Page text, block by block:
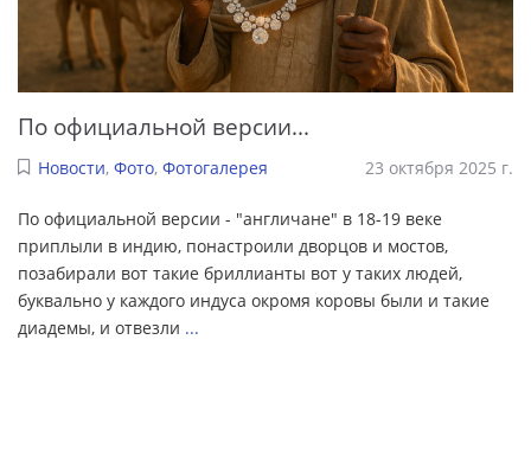
По официальной версии...
Новости, Фото, Фотогалерея 23 октября 2025 г.
По официальной версии - "англичане" в 18-19 веке
приплыли в индию, понастроили дворцов и мостов,
позабирали вот такие бриллианты вот у таких людей,
буквально у каждого индуса окромя коровы были и такие
диадемы, и отвезли ...